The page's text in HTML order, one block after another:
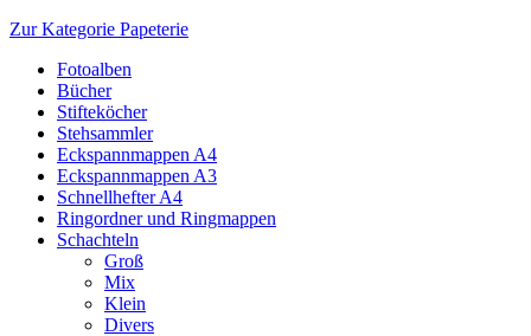
Zur Kategorie Papeterie
Fotoalben
Bücher
Stifteköcher
Stehsammler
Eckspannmappen A4
Eckspannmappen A3
Schnellhefter A4
Ringordner und Ringmappen
Schachteln
Groß
Mix
Klein
Divers